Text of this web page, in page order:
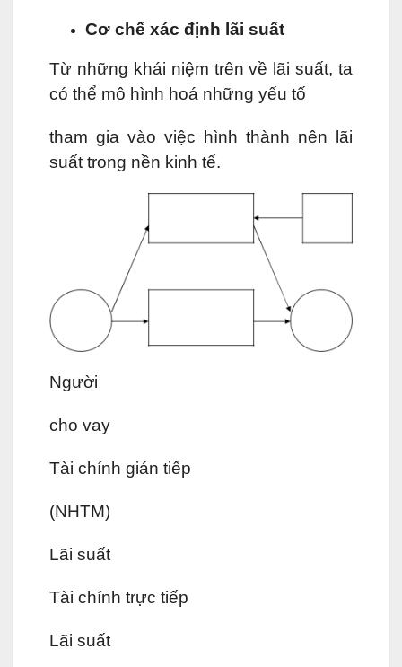
Cơ chế xác định lãi suất
Từ những khái niệm trên về lãi suất, ta
có thể mô hình hoá những yếu tố
tham gia vào việc hình thành nên lãi
suất trong nền kinh tế.
Người
cho vay
Tài chính gián tiếp
(NHTM)
Lãi suất
Tài chính trực tiếp
Lãi suất